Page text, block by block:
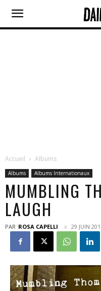
Accueil Albums
Albums Albums Internationaux
MUMBLING
LAUGH
PAR ROSA CAPELLI 29 JUIN